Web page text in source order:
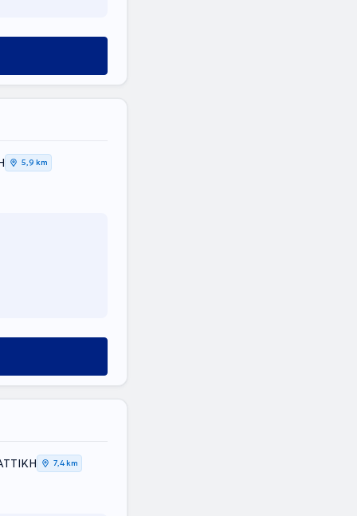
5,9 km
7,4 km